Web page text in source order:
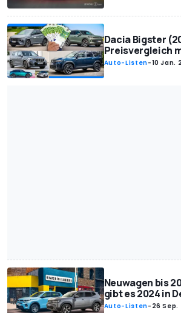
Dacia Bigster
Preisvergleich
Auto-Listen-10 Jan.
Neuwagen bis
gibt es 2024 in
Auto-Listen- 26 Sep.